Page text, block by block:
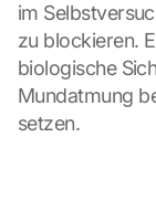
im
zu blockieren.
biologische
Mundatmung
setzen.